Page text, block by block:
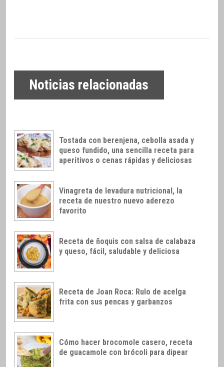
Noticias relacionadas
Tostada con berenjena, cebolla asada y
queso fundido, una sencilla receta para
aperitivos o cenas rápidas y deliciosas
Vinagreta de levadura nutricional, la
receta de nuestro nuevo aderezo
favorito
Receta de ñoquis con salsa de calabaza
y queso, fácil, saludable y deliciosa
Receta de Joan Roca: Rulo de acelga
frita con sus pencas y garbanzos
Cómo hacer brocomole casero, receta
de guacamole con brócoli para dipear